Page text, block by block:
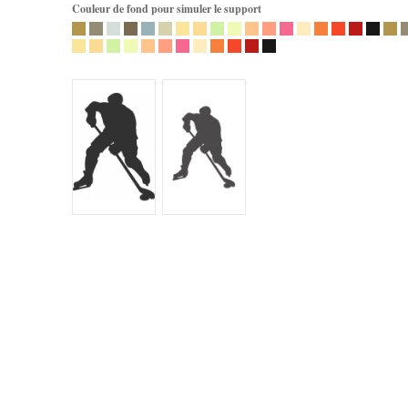
Couleur de fond pour simuler le support